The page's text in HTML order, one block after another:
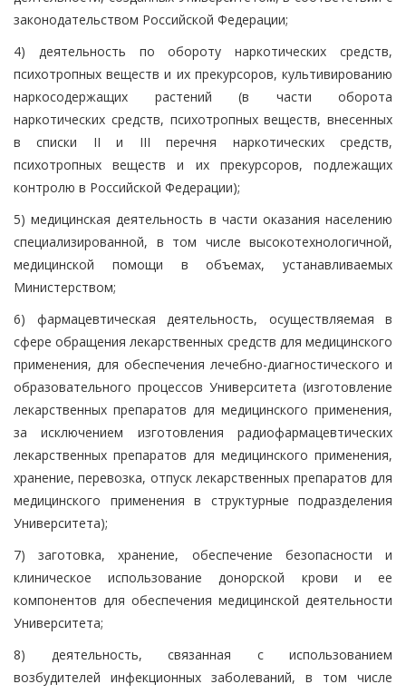
законодательством Российской Федерации;
4) деятельность по обороту наркотических средств,
психотропных веществ и их прекурсоров, культивированию
наркосодержащих растений (в части оборота
наркотических средств, психотропных веществ, внесенных
в списки II и III перечня наркотических средств,
психотропных веществ и их прекурсоров, подлежащих
контролю в Российской Федерации);
5) медицинская деятельность в части оказания населению
специализированной, в том числе высокотехнологичной,
медицинской помощи в объемах, устанавливаемых
Министерством;
6) фармацевтическая деятельность, осуществляемая в
сфере обращения лекарственных средств для медицинского
применения, для обеспечения лечебно-диагностического и
образовательного процессов Университета (изготовление
лекарственных препаратов для медицинского применения,
за исключением изготовления радиофармацевтических
лекарственных препаратов для медицинского применения,
хранение, перевозка, отпуск лекарственных препаратов для
медицинского применения в структурные подразделения
Университета);
7) заготовка, хранение, обеспечение безопасности и
клиническое использование донорской крови и ее
компонентов для обеспечения медицинской деятельности
Университета;
8) деятельность, связанная с использованием
возбудителей инфекционных заболеваний, в том числе